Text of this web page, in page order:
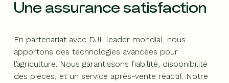
Une assurance satisfaction
En partenariat avec DJI, leader mondial, nous
apportons des technologies avancées pour
l’agriculture. Nous garantissons fiabilité, disponibilité
des pièces, et un service après-vente réactif. Notre